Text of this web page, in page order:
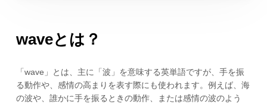
waveとは？
「wave」とは、主に「波」を意味する英単語ですが、手を振
る動作や、感情の高まりを表す際にも使われます。例えば、海
の波や、誰かに手を振るときの動作、または感情の波のよう